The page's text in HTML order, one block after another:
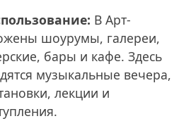
В Арт-
шоурумы, галереи,
бары и кафе. Здесь
музыкальные вечера,
лекции и